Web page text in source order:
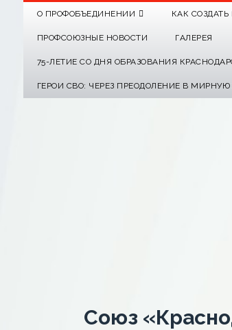
О ПРОФОБЪЕДИНЕНИИ КАК
ПРОФСОЮЗНЫЕ НОВОСТИ ГАЛЕРЕЯ
75-ЛЕТИЕ СО ДНЯ ОБРАЗОВАНИЯ
ГЕРОИ СВО: ЧЕРЕЗ ПРЕОДОЛЕНИЕ В
Союз